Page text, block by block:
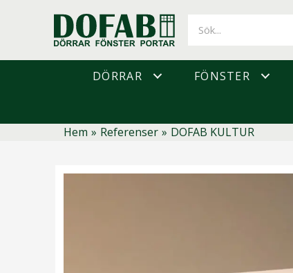
DÖRRAR FÖNSTER
Hem » Referenser » DOFAB KULTUR